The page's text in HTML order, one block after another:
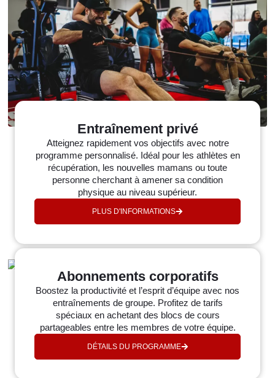
Entraînement privé
Atteignez rapidement vos objectifs avec notre
programme personnalisé. Idéal pour les athlètes en
récupération, les nouvelles mamans ou toute
personne cherchant à amener sa condition
physique au niveau supérieur.
PLUS D'INFORMATIONS
Abonnements corporatifs
Boostez la productivité et l’esprit d’équipe avec nos
entraînements de groupe. Profitez de tarifs
spéciaux en achetant des blocs de cours
partageables entre les membres de votre équipe.
DÉTAILS DU PROGRAMME